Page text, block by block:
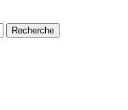
Recherche